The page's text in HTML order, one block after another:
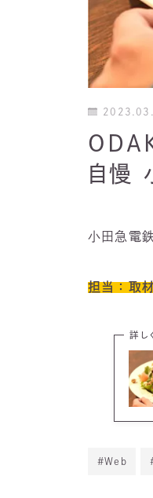
自慢
小田急電
担当：取
詳し
#Web